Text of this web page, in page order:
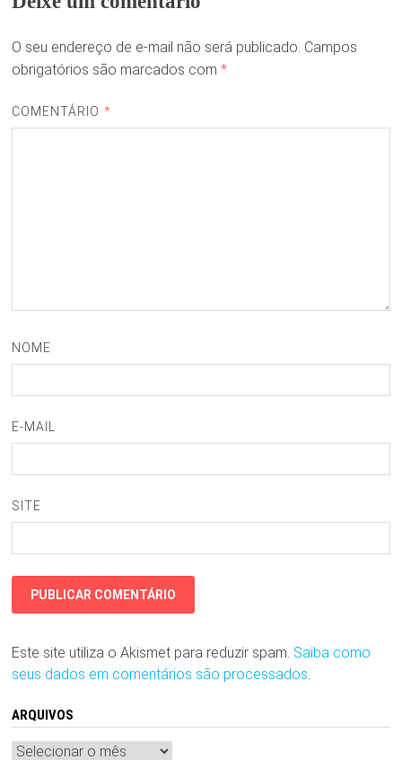
O seu endereço de e-mail não será publicado. Campos
obrigatórios são marcados com *
COMENTÁRIO *
NOME
E-MAIL
SITE
Este site utiliza o Akismet para reduzir spam. Saiba como
seus dados em comentários são processados
ARQUIVOS
Arquivos